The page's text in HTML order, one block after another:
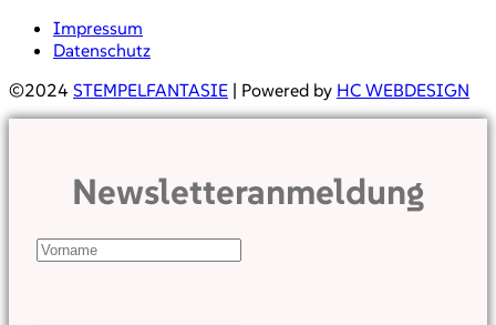
Impressum
Datenschutz
©2024 STEMPELFANTASIE | Powered by HC WEBDESIGN
Newsletteranmeldung